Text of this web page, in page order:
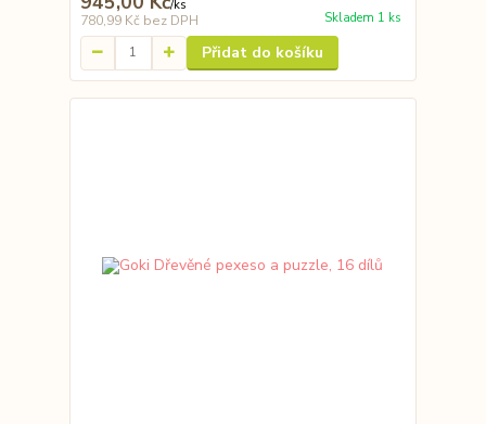
/ks
780,99 Kč bez DPH Skladem 1 ks
Přidat do košíku